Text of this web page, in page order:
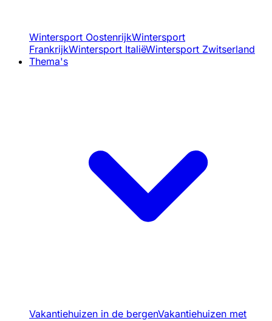
Wintersport OostenrijkWintersport
FrankrijkWintersport ItaliëWintersport Zwitserland
Thema's
Vakantiehuizen in de bergenVakantiehuizen met